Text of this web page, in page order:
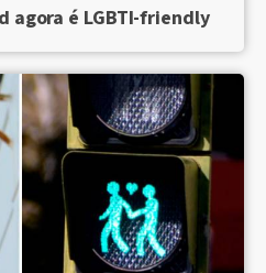
agora é LGBTI-friendly